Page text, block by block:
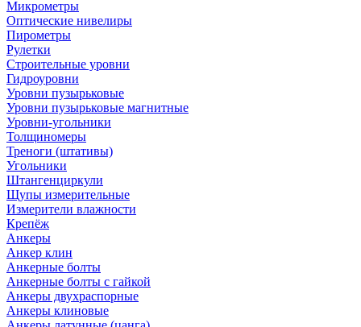
Микрометры
Оптические нивелиры
Пирометры
Рулетки
Строительные уровни
Гидроуровни
Уровни пузырьковые
Уровни пузырьковые магнитные
Уровни-угольники
Толщиномеры
Треноги (штативы)
Угольники
Штангенциркули
Щупы измерительные
Измерители влажности
Крепёж
Анкеры
Анкер клин
Анкерные болты
Анкерные болты с гайкой
Анкеры двухраспорные
Анкеры клиновые